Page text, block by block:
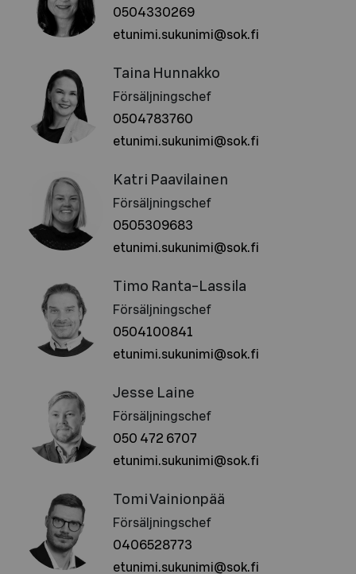
0504330269
etunimi.sukunimi@sok.fi
Taina Hunnakko
Försäljningschef
0504783760
etunimi.sukunimi@sok.fi
Katri Paavilainen
Försäljningschef
0505309683
etunimi.sukunimi@sok.fi
Timo Ranta-Lassila
Försäljningschef
0504100841
etunimi.sukunimi@sok.fi
Jesse Laine
Försäljningschef
050 472 6707
etunimi.sukunimi@sok.fi
Tomi Vainionpää
Försäljningschef
0406528773
etunimi.sukunimi@sok.fi